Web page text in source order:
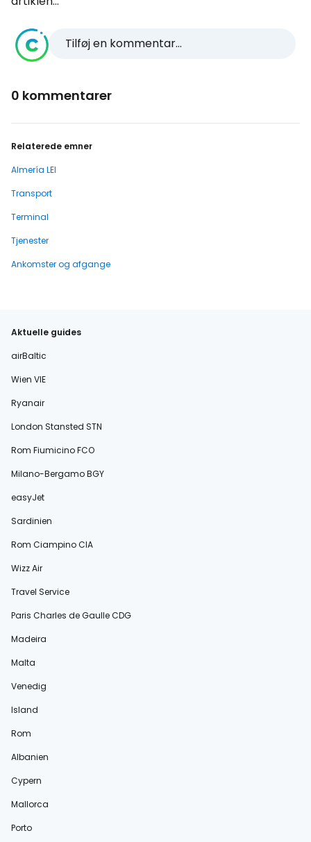
Tilføj en kommentar...
0 kommentarer
Relaterede emner
Almería LEI
Transport
Terminal
Tjenester
Ankomster og afgange
Aktuelle guides
airBaltic
Wien VIE
Ryanair
London Stansted STN
Rom Fiumicino FCO
Milano-Bergamo BGY
easyJet
Sardinien
Rom Ciampino CIA
Wizz Air
Travel Service
Paris Charles de Gaulle CDG
Madeira
Malta
Venedig
Island
Rom
Albanien
Cypern
Mallorca
Porto